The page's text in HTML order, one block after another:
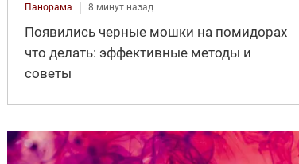
Панорама 8 минут назад
Появились черные мошки на помидорах
что делать: эффективные методы и
советы